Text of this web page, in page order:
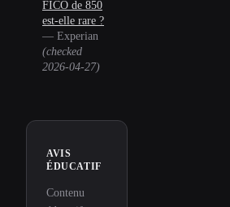
FICO de 850
est-elle rare ?
— Experian
(checked
2026-04-27)
AVIS
ÉDUCATIF
Contenu